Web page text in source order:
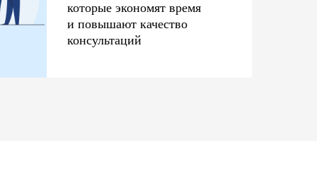
которые экономят время
и повышают качество
консультаций